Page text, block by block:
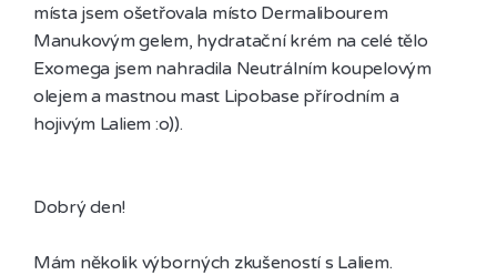
místa jsem ošetřovala místo Dermalibourem
Manukovým gelem, hydratační krém na celé tělo
Exomega jsem nahradila Neutrálním koupelovým
olejem a mastnou mast Lipobase přírodním a
hojivým Laliem :o)).
Dobrý den!
Mám několik výborných zkušeností s Laliem.